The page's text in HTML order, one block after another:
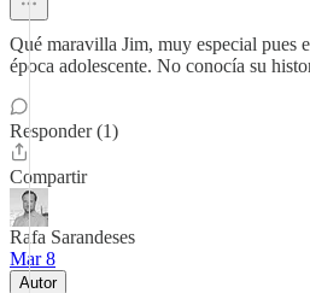
Qué maravilla Jim, muy especial pues
época adolescente. No conocía su
Responder (1)
Compartir
Rafa Sarandeses
Mar 8
Autor